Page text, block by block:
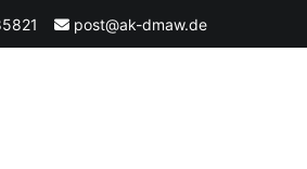
post@ak-dmaw.de